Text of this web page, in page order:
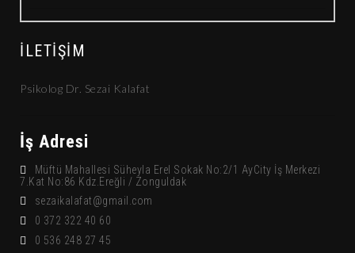
İLETIŞIM
Psikolog Dr. Sezai Kalafat
İş Adresi
Müftü Mahallesi Süheyla Erel Sokak No:2/1 AyCity İş Merkezi
7.Kat No:86 Kdz.Ereğli / Zonguldak
sezaikalafat@gmail.com
0 372 322 40 60
0 536 248 27 45